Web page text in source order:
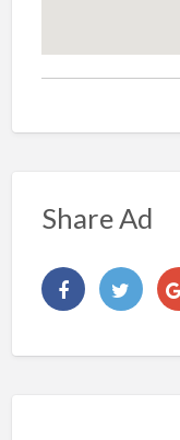
Share Ad